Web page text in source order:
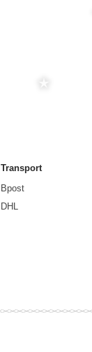
Transport
Bpost
DHL